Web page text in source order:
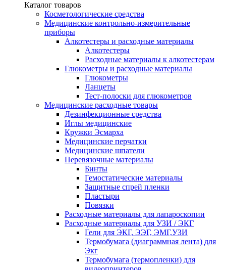
Каталог товаров
Косметологические средства
Медицинские контрольно-измерительные
приборы
Алкотестеры и расходные материалы
Алкотестеры
Расходные материалы к алкотестерам
Глюкометры и расходные материалы
Глюкометры
Ланцеты
Тест-полоски для глюкометров
Медицинские расходные товары
Дезинфекционные средства
Иглы медицинские
Кружки Эсмарха
Медицинские перчатки
Медицинские шпатели
Перевязочные материалы
Бинты
Гемостатические материалы
Защитные спрей пленки
Пластыри
Повязки
Расходные материалы для лапароскопии
Расходные материалы для УЗИ / ЭКГ
Гели для ЭКГ, ЭЭГ, ЭМГ,УЗИ
Термобумага (диаграммная лента) для
Экг
Термобумага (термопленки) для